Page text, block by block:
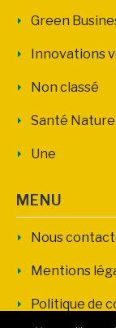
Green
Innovations
Non classé
Santé
Une
MENU
Nous
Mentions
Politique de